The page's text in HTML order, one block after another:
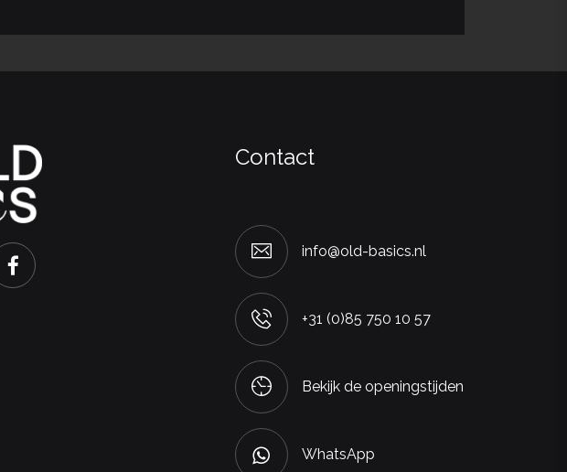
Contact
info@old-basics.nl
+31 (0)85 750 10 57
Bekijk de openingstijden
WhatsApp